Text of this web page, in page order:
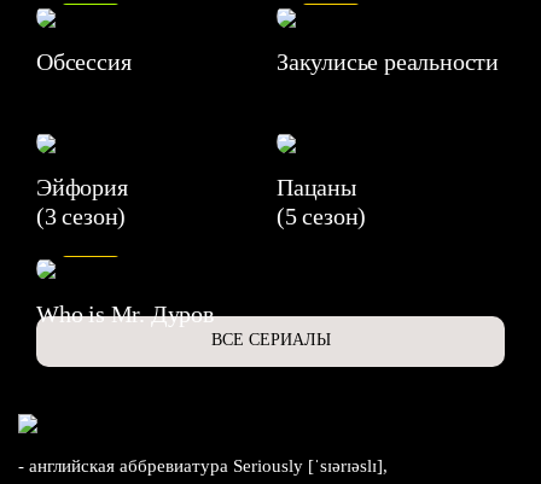
Обсессия Закулисье реальности
Эйфория
(3 сезон)
Пацаны
(5 сезон)
Who is Mr. Дуров
ВСЕ СЕРИАЛЫ
- английская аббревиатура Seriously [ˈsɪərɪəslɪ],